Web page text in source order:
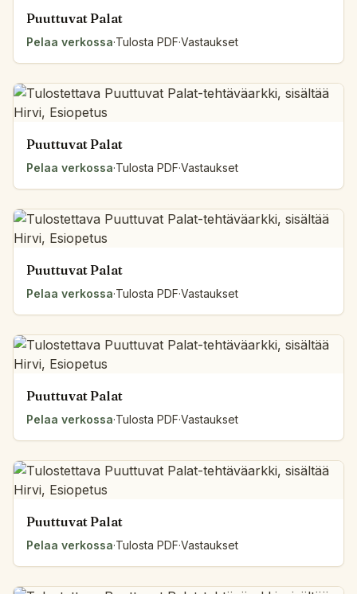
Puuttuvat Palat
Pelaa verkossa·Tulosta PDF·Vastaukset
Puuttuvat Palat
Pelaa verkossa·Tulosta PDF·Vastaukset
Puuttuvat Palat
Pelaa verkossa·Tulosta PDF·Vastaukset
Puuttuvat Palat
Pelaa verkossa·Tulosta PDF·Vastaukset
Puuttuvat Palat
Pelaa verkossa·Tulosta PDF·Vastaukset